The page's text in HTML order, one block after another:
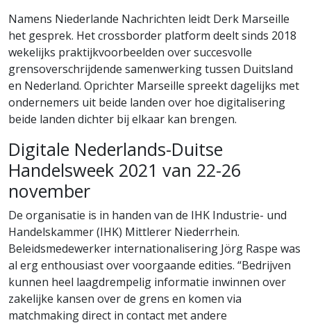
Namens Niederlande Nachrichten leidt Derk Marseille
het gesprek. Het crossborder platform deelt sinds 2018
wekelijks praktijkvoorbeelden over succesvolle
grensoverschrijdende samenwerking tussen Duitsland
en Nederland. Oprichter Marseille spreekt dagelijks met
ondernemers uit beide landen over hoe digitalisering
beide landen dichter bij elkaar kan brengen.
Digitale Nederlands-Duitse
Handelsweek 2021 van 22-26
november
De organisatie is in handen van de IHK Industrie- und
Handelskammer (IHK) Mittlerer Niederrhein.
Beleidsmedewerker internationalisering Jörg Raspe was
al erg enthousiast over voorgaande edities. “Bedrijven
kunnen heel laagdrempelig informatie inwinnen over
zakelijke kansen over de grens en komen via
matchmaking direct in contact met andere